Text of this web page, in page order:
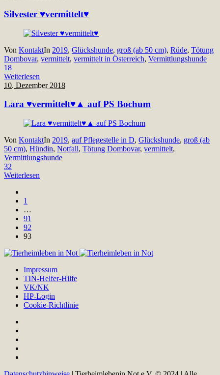
Silvester ♥vermittelt♥
Von KontaktIn 2019, Glückshunde, groß (ab 50 cm), Rüde, Tötung
Dombovar, vermittelt, vermittelt in Österreich, Vermittlungshunde
18
Weiterlesen
10. Dezember 2018
Lara ♥vermittelt♥▲ auf PS Bochum
Von KontaktIn 2019, auf Pflegestelle in D, Glückshunde, groß (ab
50 cm), Hündin, Notfall, Tötung Dombovar, vermittelt,
Vermittlungshunde
32
Weiterlesen
1
…
91
92
93
Impressum
TIN-Helfer-Hilfe
VK/NK
HP-Login
Cookie-Richtlinie